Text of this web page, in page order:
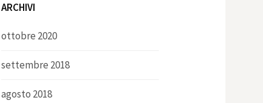
ARCHIVI
ottobre 2020
settembre 2018
agosto 2018